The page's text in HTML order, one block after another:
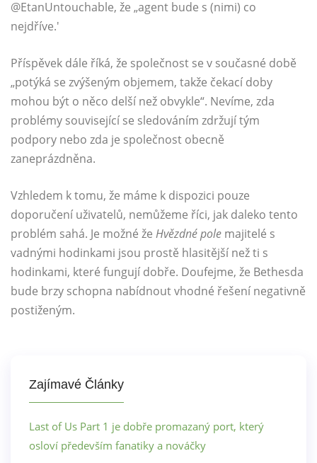
@EtanUntouchable, že „agent bude s (nimi) co
nejdříve.'
Příspěvek dále říká, že společnost se v současné době
„potýká se zvýšeným objemem, takže čekací doby
mohou být o něco delší než obvykle“. Nevíme, zda
problémy související se sledováním zdržují tým
podpory nebo zda je společnost obecně
zaneprázdněna.
Vzhledem k tomu, že máme k dispozici pouze
doporučení uživatelů, nemůžeme říci, jak daleko tento
problém sahá. Je možné že Hvězdné pole majitelé s
vadnými hodinkami jsou prostě hlasitější než ti s
hodinkami, které fungují dobře. Doufejme, že Bethesda
bude brzy schopna nabídnout vhodné řešení negativně
postiženým.
Zajímavé Články
Last of Us Part 1 je dobře promazaný port, který
osloví především fanatiky a nováčky